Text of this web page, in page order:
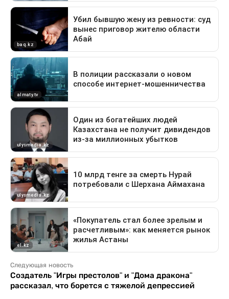
Следующая новость
Создатель "Игры престолов" и "Дома дракона"
рассказал, что борется с тяжелой депрессией